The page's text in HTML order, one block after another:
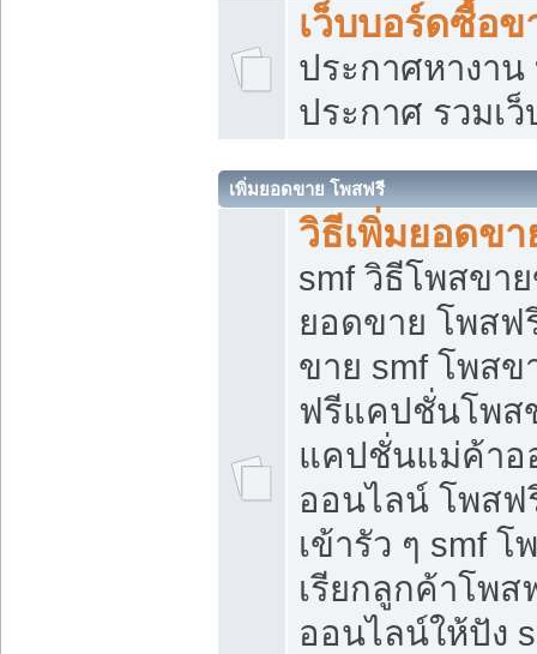
เว็บบอร์ดซื้อข
ประกาศหางาน
ประกาศ รวมเ
เพิ่มยอดขาย โพสฟรี
วิธีเพิ่มยอดข
smf วิธีโพสขา
ยอดขาย โพสฟ
ขาย smf โพส
ฟรีแคปชั่นโพส
แคปชั่นแม่ค้า
ออนไลน์ โพสฟ
เข้ารัว ๆ smf
เรียกลูกค้าโพส
ออนไลน์ให้ปัง